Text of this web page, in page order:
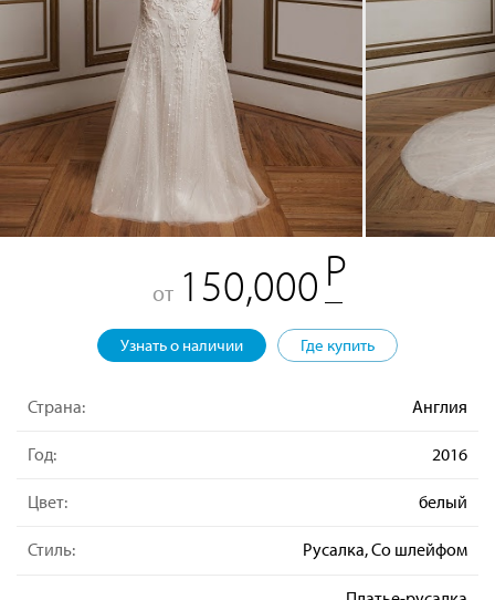
от 150,000
Узнать о наличии Где купить
Страна: Англия
Год: 2016
Цвет: белый
Стиль: Русалка, Со шлейфом